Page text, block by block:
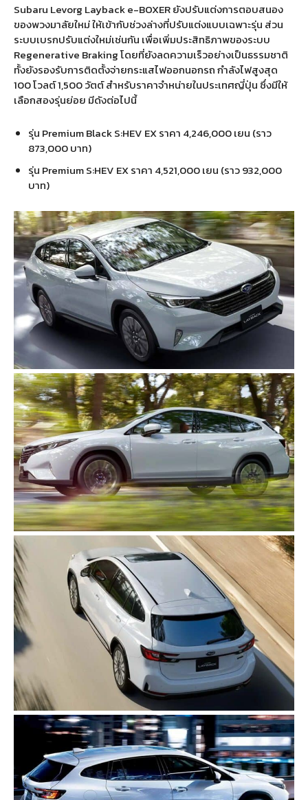
Subaru Levorg Layback e-BOXER ยังปรับแต่งการตอบสนอง
ของพวงมาลัยใหม่ ให้เข้ากับช่วงล่างที่ปรับแต่งแบบเฉพาะรุ่น ส่วน
ระบบเบรกปรับแต่งใหม่เช่นกัน เพื่อเพิ่มประสิทธิภาพของระบบ
Regenerative Braking โดยที่ยังลดความเร็วอย่างเป็นธรรมชาติ
ทั้งยังรองรับการติดตั้งจ่ายกระแสไฟออกนอกรถ กำลังไฟสูงสุด
100 โวลต์ 1,500 วัตต์ สำหรับราคาจำหน่ายในประเทศญี่ปุ่น ซึ่งมีให้
เลือกสองรุ่นย่อย มีดังต่อไปนี้
รุ่น Premium Black S:HEV EX ราคา 4,246,000 เยน (ราว
873,000 บาท)
รุ่น Premium S:HEV EX ราคา 4,521,000 เยน (ราว 932,000
บาท)